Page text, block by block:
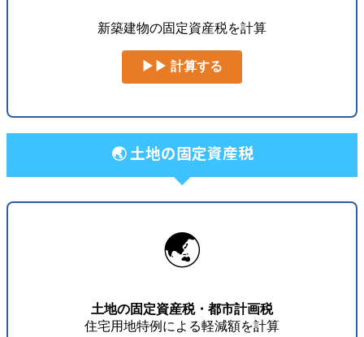
新築建物の固定資産税を計算
▶▶ 計算する
🌏 土地の固定資産税
🌏
土地の固定資産税・都市計画税
住宅用地特例による軽減額を計算